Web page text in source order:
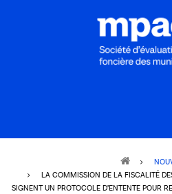
LA COMMISSION DE LA FISCALITÉ
SIGNENT UN PROTOCOLE D’ENTENTE POUR